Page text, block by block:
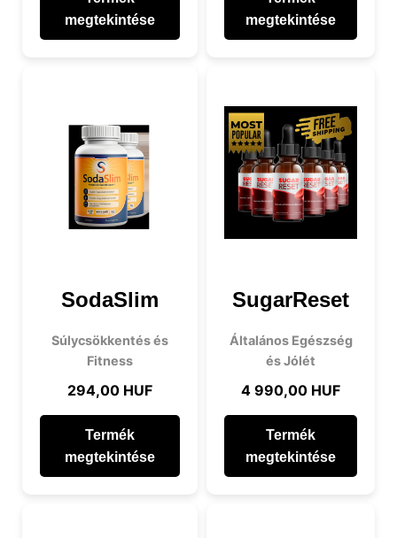
megtekintése
megtekintése
SodaSlim
Súlycsökkentés és
Fitness
294,00 HUF
Termék
megtekintése
SugarReset
Általános Egészség
és Jólét
4 990,00 HUF
Termék
megtekintése